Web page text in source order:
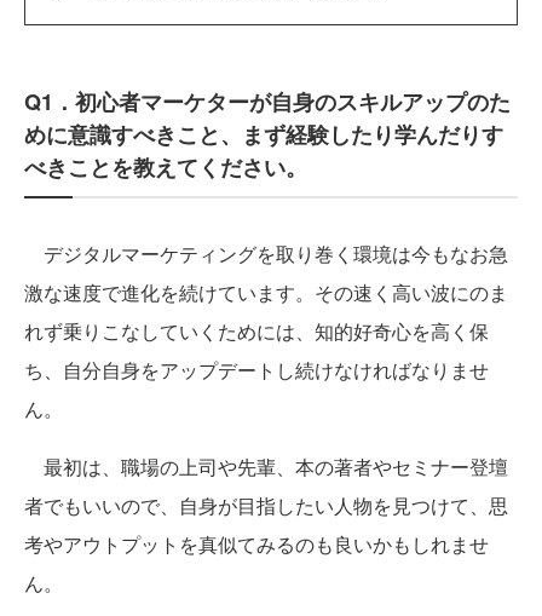
Q1．初心者マーケターが自身のスキルアップのた
めに意識すべきこと、まず経験したり学んだりす
べきことを教えてください。
デジタルマーケティングを取り巻く環境は今もなお急
激な速度で進化を続けています。その速く高い波にのま
れず乗りこなしていくためには、知的好奇心を高く保
ち、自分自身をアップデートし続けなければなりませ
ん。
最初は、職場の上司や先輩、本の著者やセミナー登壇
者でもいいので、自身が目指したい人物を見つけて、思
考やアウトプットを真似てみるのも良いかもしれませ
ん。